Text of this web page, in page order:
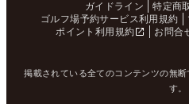
ガイドライン
特定商
ゴルフ場予約サービス利用規約
ポイント利用規約
お問合
掲載されている全てのコンテンツの無
す。